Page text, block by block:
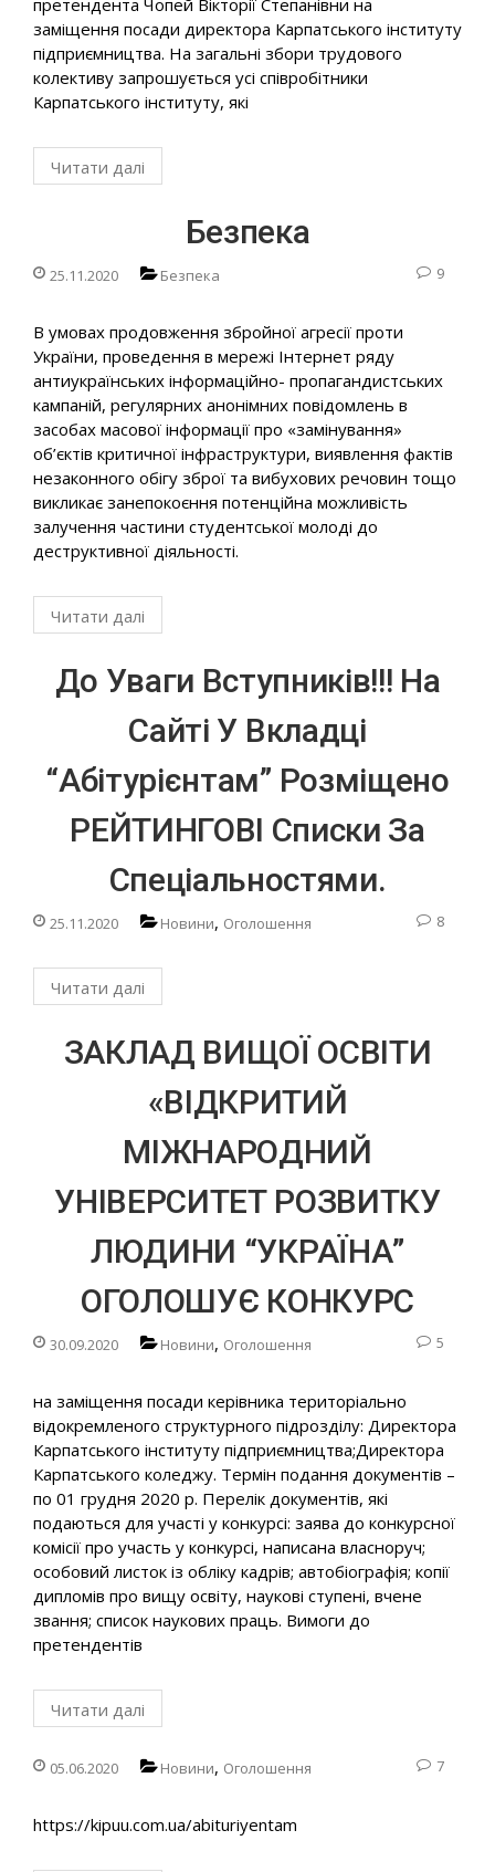
претендента Чопей Вікторії Степанівни на
заміщення посади директора Карпатського інституту
підприємництва. На загальні збори трудового
колективу запрошується усі співробітники
Карпатського інституту, які
Читати далі
Безпека
25.11.2020 Безпека 9
В умовах продовження збройної агресії проти
України, проведення в мережі Інтернет ряду
антиукраїнських інформаційно- пропагандистських
кампаній, регулярних анонімних повідомлень в
засобах масової інформації про «замінування»
об’єктів критичної інфраструктури, виявлення фактів
незаконного обігу зброї та вибухових речовин тощо
викликає занепокоєння потенційна можливість
залучення частини студентської молоді до
деструктивної діяльності.
Читати далі
До Уваги Вступників!!! На
Сайті У Вкладці
“Абітурієнтам” Розміщено
РЕЙТИНГОВІ Списки За
Спеціальностями.
25.11.2020 Новини, Оголошення 8
Читати далі
ЗАКЛАД ВИЩОЇ ОСВІТИ
«ВІДКРИТИЙ
МІЖНАРОДНИЙ
УНІВЕРСИТЕТ РОЗВИТКУ
ЛЮДИНИ “УКРАЇНА”
ОГОЛОШУЄ КОНКУРС
30.09.2020 Новини, Оголошення 5
на заміщення посади керівника територіально
відокремленого структурного підрозділу: Директора
Карпатського інституту підприємництва;Директора
Карпатського коледжу. Термін подання документів –
по 01 грудня 2020 р. Перелік документів, які
подаються для участі у конкурсі: заява до конкурсної
комісії про участь у конкурсі, написана власноруч;
особовий листок із обліку кадрів; автобіографія; копії
дипломів про вищу освіту, наукові ступені, вчене
звання; список наукових праць. Вимоги до
претендентів
Читати далі
05.06.2020 Новини, Оголошення 7
https://kipuu.com.ua/abituriyentam